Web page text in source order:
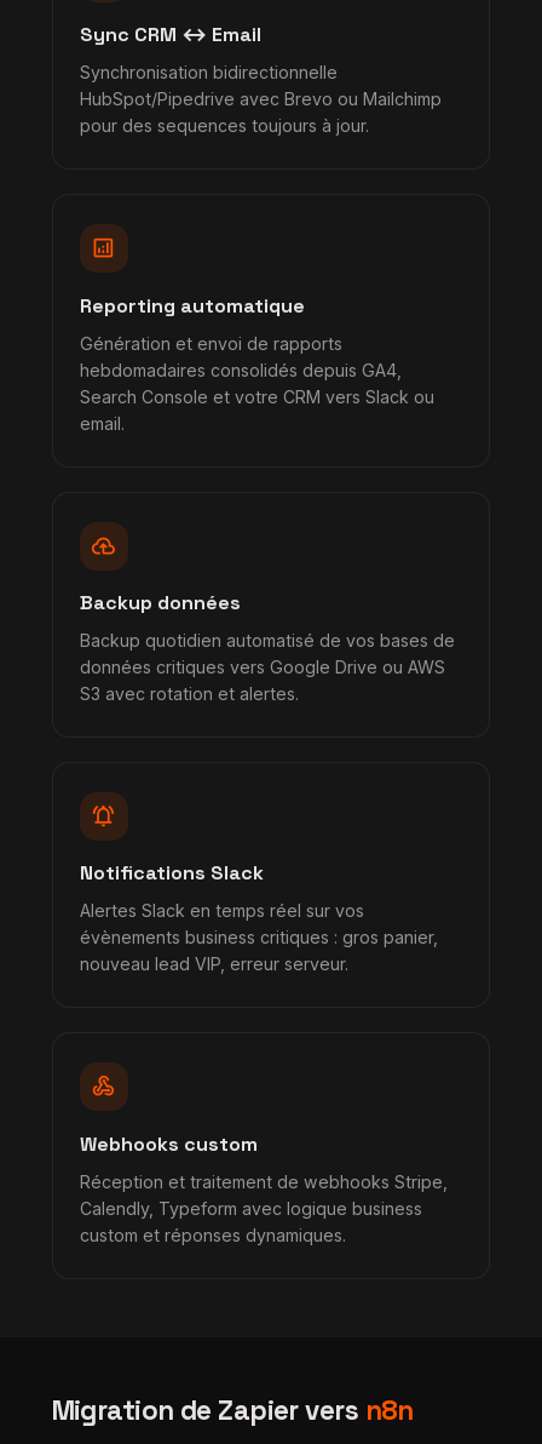
Sync CRM ↔ Email
Synchronisation bidirectionnelle
HubSpot/Pipedrive avec Brevo ou Mailchimp
pour des sequences toujours à jour.
analytics
Reporting automatique
Génération et envoi de rapports
hebdomadaires consolidés depuis GA4,
Search Console et votre CRM vers Slack ou
email.
backup
Backup données
Backup quotidien automatisé de vos bases de
données critiques vers Google Drive ou AWS
S3 avec rotation et alertes.
notifications_active
Notifications Slack
Alertes Slack en temps réel sur vos
évènements business critiques : gros panier,
nouveau lead VIP, erreur serveur.
webhook
Webhooks custom
Réception et traitement de webhooks Stripe,
Calendly, Typeform avec logique business
custom et réponses dynamiques.
Migration de Zapier vers n8n